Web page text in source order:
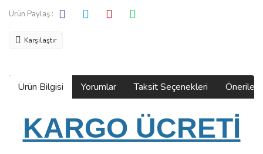
Ürün Paylaş :
Karşılaştır
Ürün Bilgisi Yorumlar Taksit Seçenekleri
KARGO ÜCRETİ